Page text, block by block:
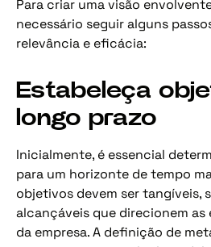
Para criar uma visão
necessário seguir alguns
relevância e eficácia:
Estabeleça
longo prazo
Inicialmente, é essencial
para um horizonte de tempo
objetivos devem ser tangíveis,
alcançáveis que direcionem as
da empresa. A definição de